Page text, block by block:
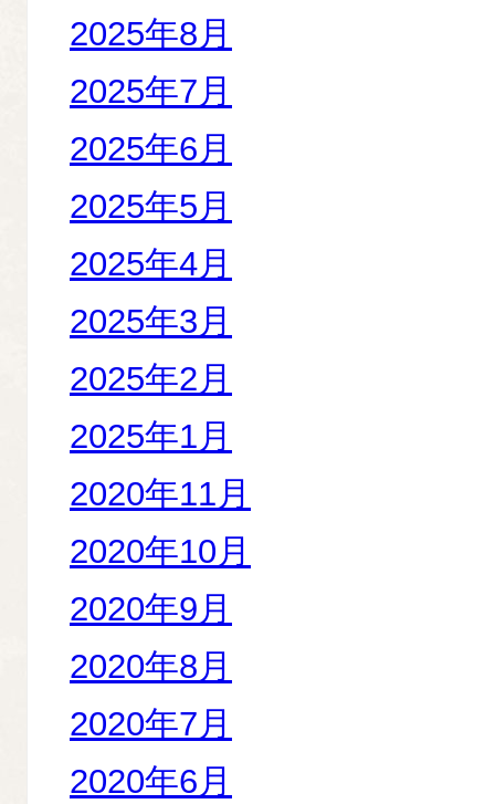
2025年8月
2025年7月
2025年6月
2025年5月
2025年4月
2025年3月
2025年2月
2025年1月
2020年11月
2020年10月
2020年9月
2020年8月
2020年7月
2020年6月